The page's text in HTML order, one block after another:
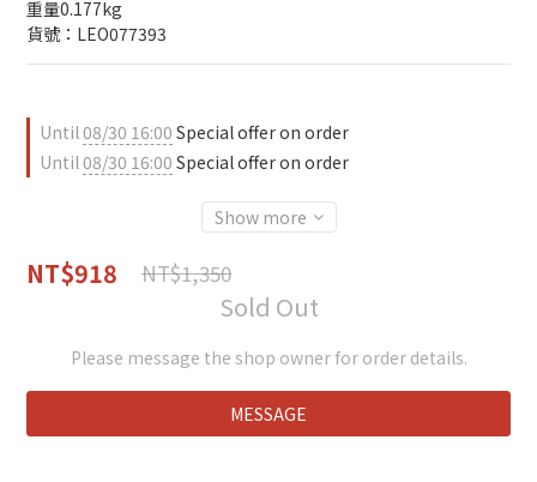
重量0.177kg
貨號：LEO077393
Until08/30 16:00 Special offer on order
Until08/30 16:00 Special offer on order
Show more
NT$918 NT$1,350
Sold Out
Please message the shop owner for order details.
MESSAGE